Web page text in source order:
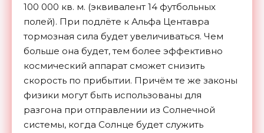
100 000 кв. м. (эквивалент 14 футбольных
полей). При подлёте к Альфа Центавра
тормозная сила будет увеличиваться. Чем
больше она будет, тем более эффективно
космический аппарат сможет снизить
скорость по прибытии. Причём те же законы
физики могут быть использованы для
разгона при отправлении из Солнечной
системы, когда Солнце будет служить